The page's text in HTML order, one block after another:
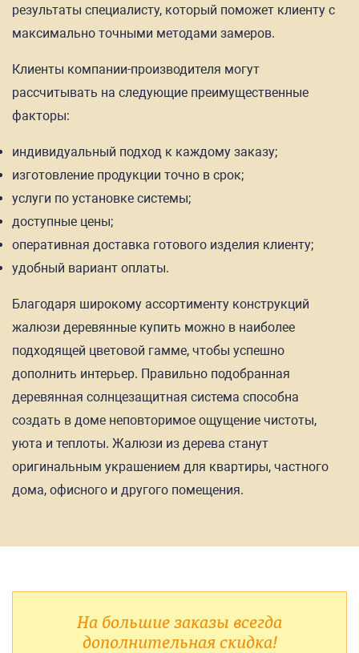
результаты специалисту, который поможет клиенту с
максимально точными методами замеров.
Клиенты компании-производителя могут
рассчитывать на следующие преимущественные
факторы:
индивидуальный подход к каждому заказу;
изготовление продукции точно в срок;
услуги по установке системы;
доступные цены;
оперативная доставка готового изделия клиенту;
удобный вариант оплаты.
Благодаря широкому ассортименту конструкций
жалюзи деревянные купить можно в наиболее
подходящей цветовой гамме, чтобы успешно
дополнить интерьер. Правильно подобранная
деревянная солнцезащитная система способна
создать в доме неповторимое ощущение чистоты,
уюта и теплоты. Жалюзи из дерева станут
оригинальным украшением для квартиры, частного
дома, офисного и другого помещения.
На большие заказы всегда
дополнительная скидка!